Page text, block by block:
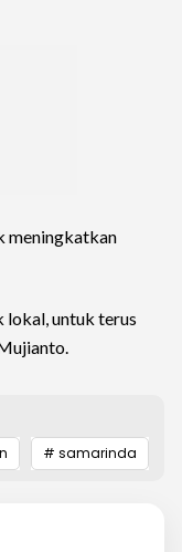
meningkatkan
lokal, untuk terus
# samarinda